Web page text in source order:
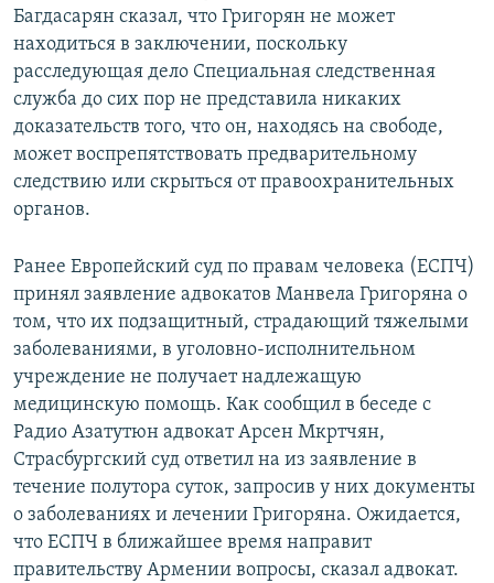
Багдасарян сказал, что Григорян не может
находиться в заключении, поскольку
расследующая дело Специальная следственная
служба до сих пор не представила никаких
доказательств того, что он, находясь на свободе,
может воспрепятствовать предварительному
следствию или скрыться от правоохранительных
органов.
Ранее Европейский суд по правам человека (ЕСПЧ)
принял заявление адвокатов Манвела Григоряна о
том, что их подзащитный, страдающий тяжелыми
заболеваниями, в уголовно-исполнительном
учреждение не получает надлежащую
медицинскую помощь. Как сообщил в беседе с
Радио Азатутюн адвокат Арсен Мкртчян,
Страсбургский суд ответил на из заявление в
течение полутора суток, запросив у них документы
о заболеваниях и лечении Григоряна. Ожидается,
что ЕСПЧ в ближайшее время направит
правительству Армении вопросы, сказал адвокат.